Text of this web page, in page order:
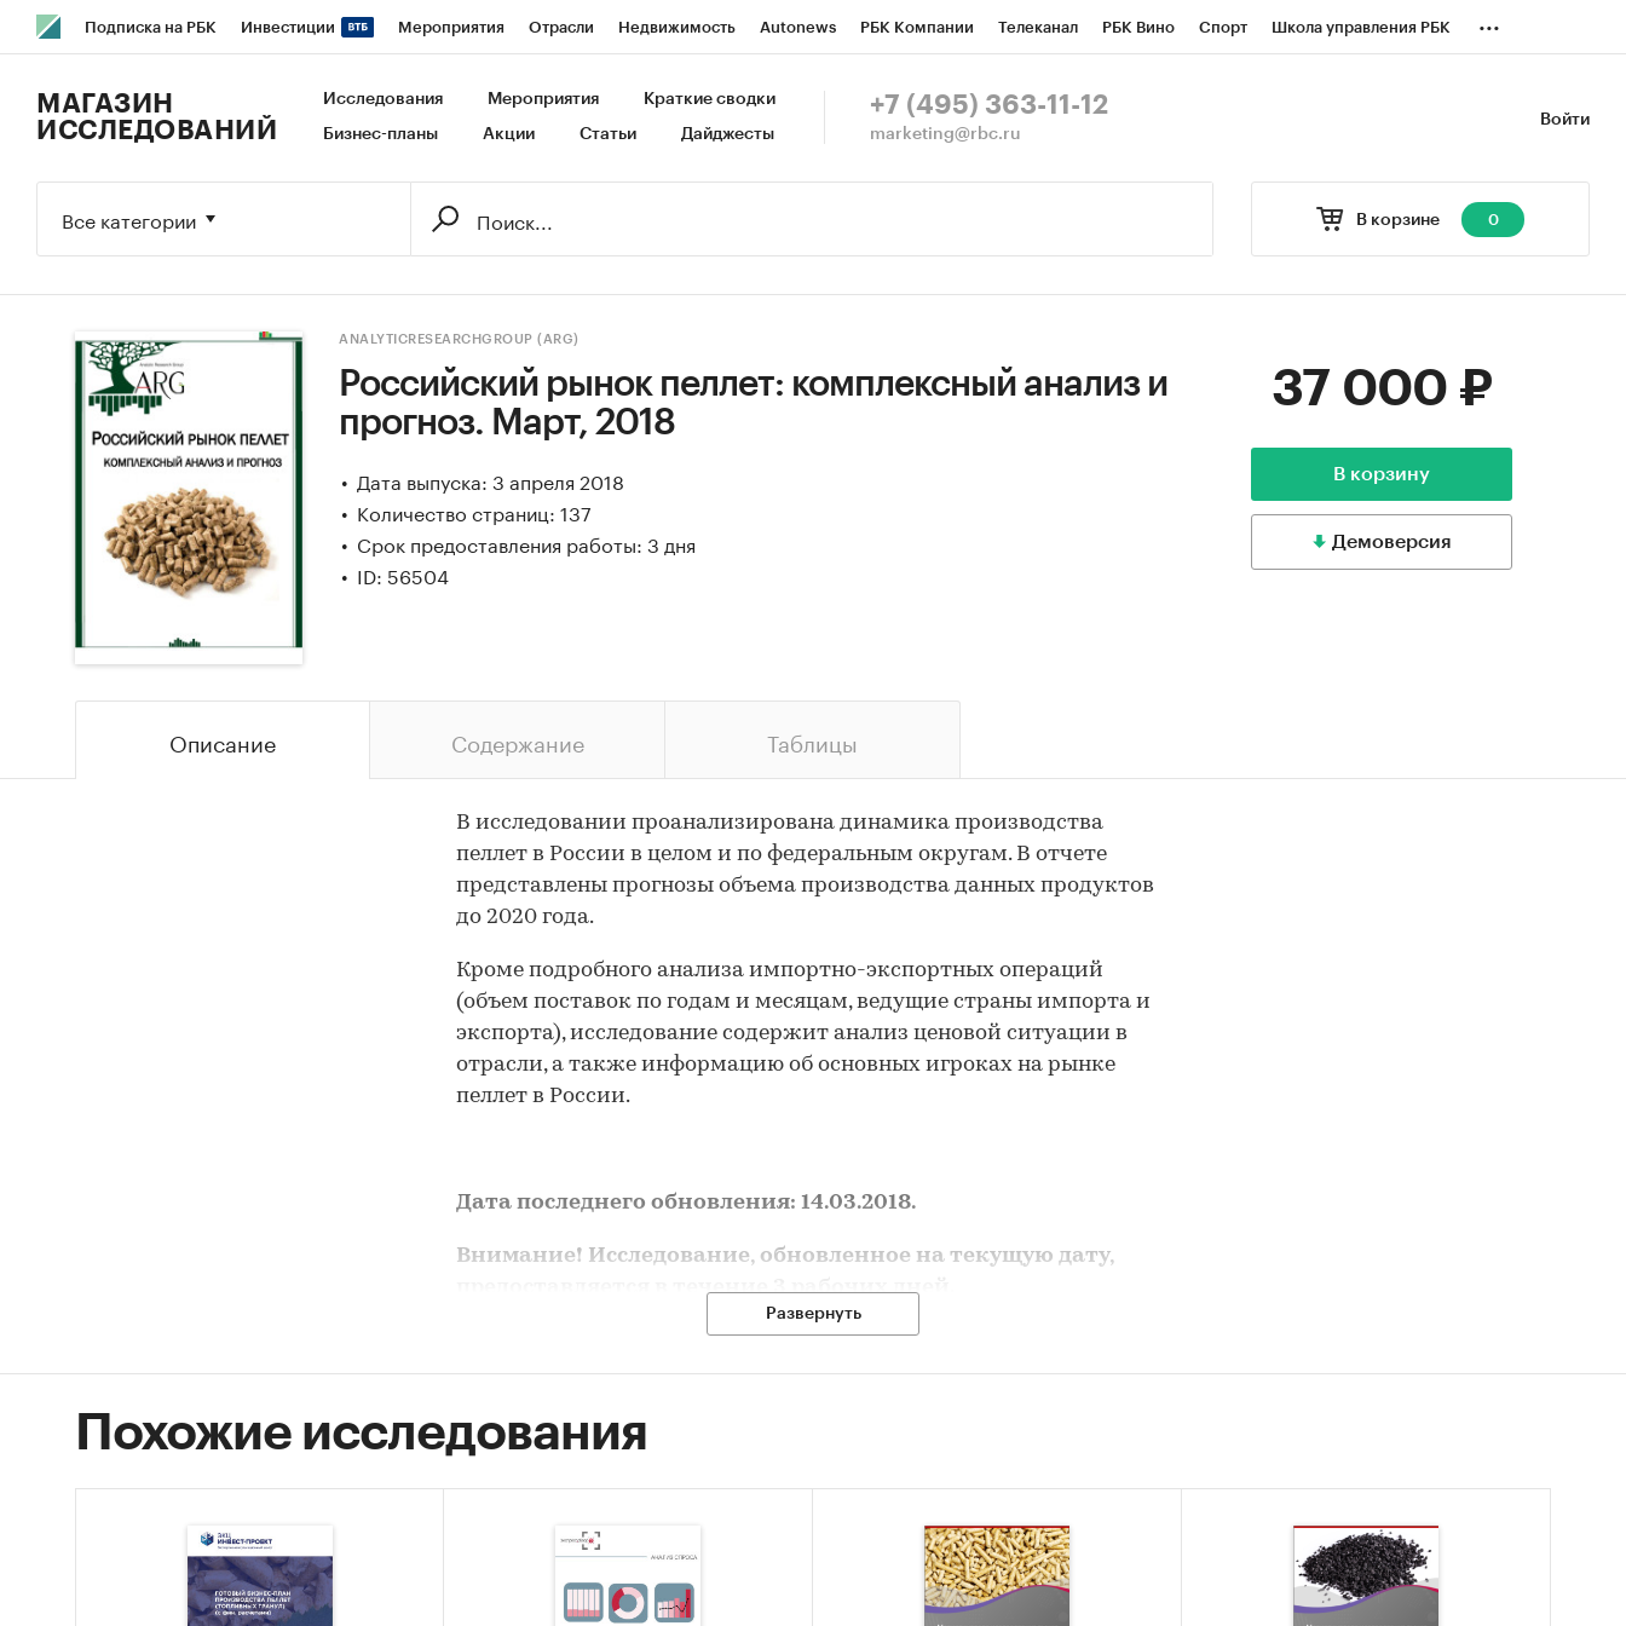
Подписка на РБК Инвестиции Мероприятия Отрасли Недвижимость Autonews РБК Компании Телеканал РБК Вино Спорт Школа управления РБК
Исследования Кредитные рейтинги Франшизы Газета Спецпроекты СПб Конференции СПб Спецпроекты
...
Войти
МАГАЗИН
ИССЛЕДОВАНИЙ
Исследования Мероприятия Краткие сводки
Бизнес-планы Акции Статьи Дайджесты
+7 (495) 363-11-12
marketing@rbc.ru
В корзине 0
Все категории
ANALYTICRESEARCHGROUP (ARG)
Российский рынок пеллет: комплексный анализ и
прогноз. Март, 2018
Дата выпуска: 3 апреля 2018
Количество страниц: 137
Срок предоставления работы: 3 дня
ID: 56504
37 000 ₽
В корзину
Демоверсия
Описание Содержание Таблицы
В исследовании проанализирована динамика производства
пеллет в России в целом и по федеральным округам. В отчете
представлены прогнозы объема производства данных продуктов
до 2020 года.
Кроме подробного анализа импортно-экспортных операций
(объем поставок по годам и месяцам, ведущие страны импорта и
экспорта), исследование содержит анализ ценовой ситуации в
отрасли, а также информацию об основных игроках на рынке
пеллет в России.
Дата последнего обновления: 14.03.2018.
Внимание! Исследование, обновленное на текущую дату,
предоставляется в течение 3 рабочих дней.
Оценка состояния и прогноз развития российского рынка пеллет.
Задачи исследования:
Проанализировать объем и структуру производства пеллет;
Развернуть
Похожие исследования